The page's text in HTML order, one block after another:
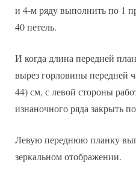
и 4-м ряду выполнить по 1
40 петель.
И когда длина передней
вырез горловины передней
44) см, с левой стороны
изнаночного ряда закрыть
Левую переднюю планку
зеркальном отображении.